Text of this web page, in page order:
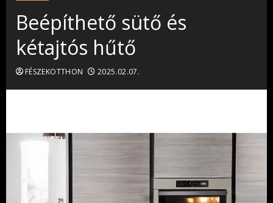
Beépíthető sütő és
kétajtós hűtő
FÉSZEKOTTHON 2025.02.07.